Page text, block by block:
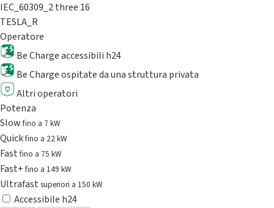
IEC_60309_2 three 16
TESLA_R
Operatore
Be Charge accessibili h24
Be Charge ospitate da una struttura privata
Altri operatori
Potenza
Slowfino a 7 kW
Quickfino a 22 kW
Fastfino a 75 kW
Fast+fino a 149 kW
Ultrafast superiori a 150 kW
Accessibile h24